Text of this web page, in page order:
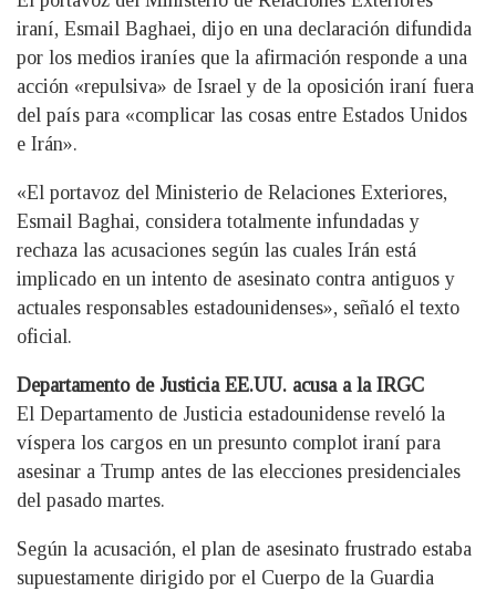
iraní, Esmail Baghaei, dijo en una declaración difundida
por los medios iraníes que la afirmación responde a una
acción «repulsiva» de Israel y de la oposición iraní fuera
del país para «complicar las cosas entre Estados Unidos
e Irán».
«El portavoz del Ministerio de Relaciones Exteriores,
Esmail Baghai, considera totalmente infundadas y
rechaza las acusaciones según las cuales Irán está
implicado en un intento de asesinato contra antiguos y
actuales responsables estadounidenses», señaló el texto
oficial.
Departamento de Justicia EE.UU. acusa a la IRGC
El Departamento de Justicia estadounidense reveló la
víspera los cargos en un presunto complot iraní para
asesinar a Trump antes de las elecciones presidenciales
del pasado martes.
Según la acusación, el plan de asesinato frustrado estaba
supuestamente dirigido por el Cuerpo de la Guardia